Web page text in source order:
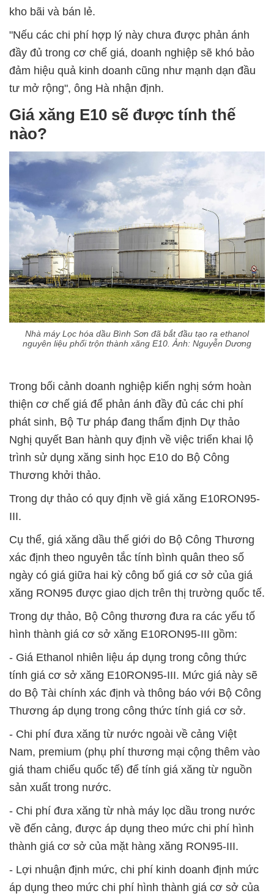
kho bãi và bán lẻ.
"Nếu các chi phí hợp lý này chưa được phản ánh
đầy đủ trong cơ chế giá, doanh nghiệp sẽ khó bảo
đảm hiệu quả kinh doanh cũng như mạnh dạn đầu
tư mở rộng", ông Hà nhận định.
Giá xăng E10 sẽ được tính thế
nào?
Nhà máy Lọc hóa dầu Bình Sơn đã bắt đầu tạo ra ethanol
nguyên liệu phối trộn thành xăng E10. Ảnh: Nguyễn Dương
Trong bối cảnh doanh nghiệp kiến nghị sớm hoàn
thiện cơ chế giá để phản ánh đầy đủ các chi phí
phát sinh, Bộ Tư pháp đang thẩm định Dự thảo
Nghị quyết Ban hành quy định về việc triển khai lộ
trình sử dụng xăng sinh học E10 do Bộ Công
Thương khởi thảo.
Trong dự thảo có quy định về giá xăng E10RON95-
III.
Cụ thể, giá xăng dầu thế giới do Bộ Công Thương
xác định theo nguyên tắc tính bình quân theo số
ngày có giá giữa hai kỳ công bố giá cơ sở của giá
xăng RON95 được giao dịch trên thị trường quốc tế.
Trong dự thảo, Bộ Công thương đưa ra các yếu tố
hình thành giá cơ sở xăng E10RON95-III gồm:
- Giá Ethanol nhiên liệu áp dụng trong công thức
tính giá cơ sở xăng E10RON95-III. Mức giá này sẽ
do Bộ Tài chính xác định và thông báo với Bộ Công
Thương áp dụng trong công thức tính giá cơ sở.
- Chi phí đưa xăng từ nước ngoài về cảng Việt
Nam, premium (phụ phí thương mại cộng thêm vào
giá tham chiếu quốc tế) để tính giá xăng từ nguồn
sản xuất trong nước.
- Chi phí đưa xăng từ nhà máy lọc dầu trong nước
về đến cảng, được áp dụng theo mức chi phí hình
thành giá cơ sở của mặt hàng xăng RON95-III.
- Lợi nhuận định mức, chi phí kinh doanh định mức
áp dụng theo mức chi phí hình thành giá cơ sở của